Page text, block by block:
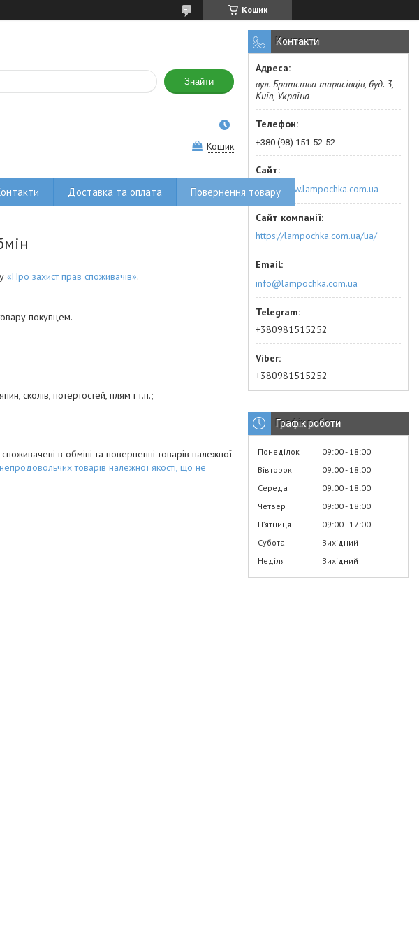
Кошик
Знайти
Кошик
Доставка та оплата Повернення товару
«Про захист прав споживачів».
покупцем.
сколів, потертостей, плям і т.п.;
в обміні та поверненні товарів належної
товарів належної якості, що не
Контакти
вул. Братства тарасівців, буд. 3,
Київ, Україна
+380 (98) 151-52-52
http://www.lampochka.com.ua
https://lampochka.com.ua/ua/
info@lampochka.com.ua
+380981515252
+380981515252
Графік роботи
Понеділок 09:00 18:00
Вівторок
09:00 18:00
Середа
09:00 18:00
Четвер
09:00 18:00
Пʼятниця
09:00 17:00
Субота
Вихідний
Неділя
Вихідний